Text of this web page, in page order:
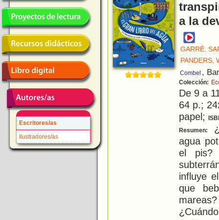
Escritores/as
Ilustradores/as
a la
GARRÉ,
PANDERS,
Combel ,
Colección:
De 9 a
64 p.;
papel;
Resumen:
agua
el pis?
influye
que